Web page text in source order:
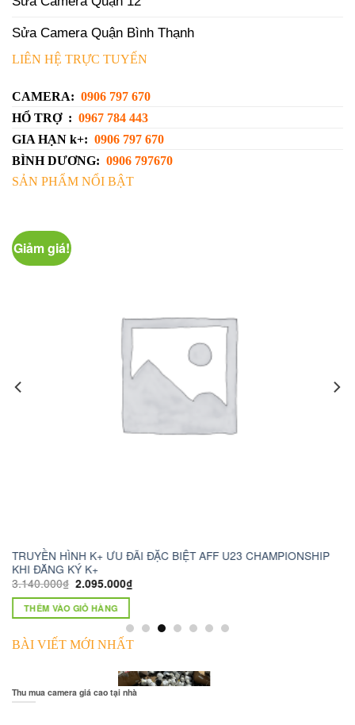
Sửa Camera Quận Bình Thạnh
LIÊN HỆ TRỰC TUYẾN
CAMERA: 0906 797 670
HỔ TRỢ : 0967 784 443
GIA HẠN k+: 0906 797 670
BÌNH DƯƠNG: 0906 797670
SẢN PHẨM NỔI BẬT
AFF U23 CHAMPIONSHIP
camera wifi xoay 360 c6n
BÀI VIẾT MỚI NHẤT
Thu mua camera giá cao tại nhà